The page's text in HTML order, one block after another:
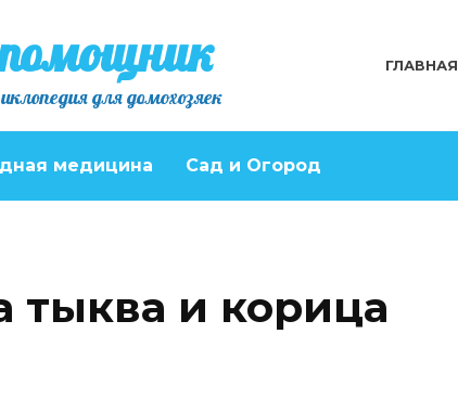
для домохозяек
ГЛАВНАЯ
медицина Сад и Огород
тыква и корица